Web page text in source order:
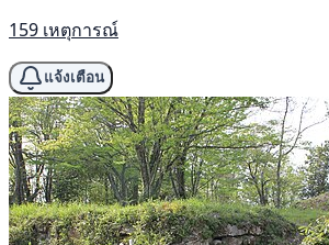
159 เหตุการณ์
แจ้งเตือน